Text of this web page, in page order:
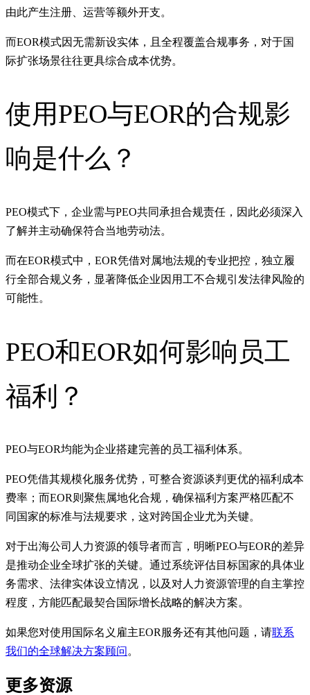
由此产生注册、运营等额外开支。
而EOR模式因无需新设实体，且全程覆盖合规事务，对于国
际扩张场景往往更具综合成本优势。
使用PEO与EOR的合规影
响是什么？
PEO模式下，企业需与PEO共同承担合规责任，因此必须深入
了解并主动确保符合当地劳动法。
而在EOR模式中，EOR凭借对属地法规的专业把控，独立履
行全部合规义务，显著降低企业因用工不合规引发法律风险的
可能性。
PEO和EOR如何影响员工
福利？
PEO与EOR均能为企业搭建完善的员工福利体系。
PEO凭借其规模化服务优势，可整合资源谈判更优的福利成本
费率；而EOR则聚焦属地化合规，确保福利方案严格匹配不
同国家的标准与法规要求，这对跨国企业尤为关键。
对于出海公司人力资源的领导者而言，明晰PEO与EOR的差异
是推动企业全球扩张的关键。通过系统评估目标国家的具体业
务需求、法律实体设立情况，以及对人力资源管理的自主掌控
程度，方能匹配最契合国际增长战略的解决方案。
如果您对使用国际名义雇主EOR服务还有其他问题，请联系
我们的全球解决方案顾问 。
更多资源